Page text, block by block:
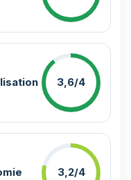
3,6/4
3,2/4